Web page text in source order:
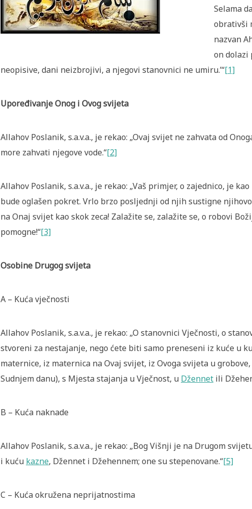
Selama
obrativši
nazvan
on dolazi
neopisive, dani neizbrojivi, a njegovi stanovnici ne umiru.’“[1]
Upoređivanje Onog i Ovog svijeta
Allahov Poslanik, s.a.v.a., je rekao: „Ovaj svijet ne zahvata od
more zahvati njegove vode.“[2]
Allahov Poslanik, s.a.v.a., je rekao: „Vaš primjer, o zajednico, je
bude oglašen pokret. Vrlo brzo posljednji od njih sustigne
na Onaj svijet kao skok zeca! Zalažite se, zalažite se, o robovi
pomogne!“[3]
Osobine Drugog svijeta
A – Kuća vječnosti
Allahov Poslanik, s.a.v.a., je rekao: „O stanovnici Vječnosti, o
stvoreni za nestajanje, nego ćete biti samo preneseni iz kuće u
maternice, iz maternica na Ovaj svijet, iz Ovoga svijeta u
Sudnjem danu), s Mjesta stajanja u Vječnost, u Džennet ili
B – Kuća naknade
Allahov Poslanik, s.a.v.a., je rekao: „Bog Višnji je na Drugom
i kuću kazne, Džennet i Džehennem; one su stepenovane.“[5]
C – Kuća okružena neprijatnostima